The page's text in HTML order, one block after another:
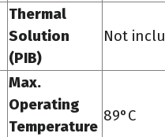
Thermal
Solution
(PIB)
Not
Max.
Operating
Temperature
89°C